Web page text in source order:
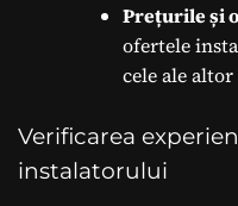
Prețurile și
ofertele
cele ale
Verificarea
instalatorului